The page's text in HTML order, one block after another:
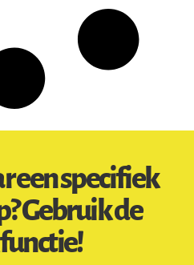
een specifiek
Gebruik de